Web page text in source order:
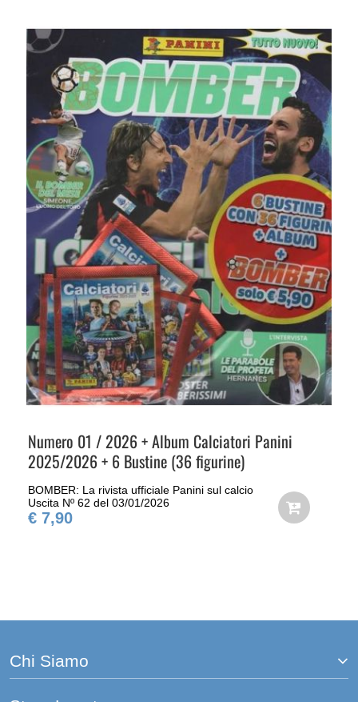
Numero 01 / 2026 + Album Calciatori Panini
2025/2026 + 6 Bustine (36 figurine)
BOMBER: La rivista ufficiale Panini sul calcio
Uscita Nº 62 del 03/01/2026
€ 7,90
Chi Siamo